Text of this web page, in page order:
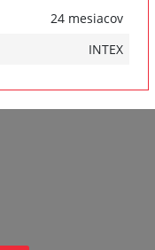
24 mesiacov
INTEX